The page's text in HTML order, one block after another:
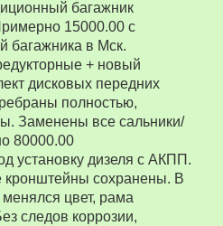
багажник
15000.00 с
багажника в Мск.
+ новый
дисковых передних
полностью,
Заменены все сальники/
80000.00
установку дизеля с АКПП.
кронштейны сохранены. В
цвет, рама
следов коррозии,